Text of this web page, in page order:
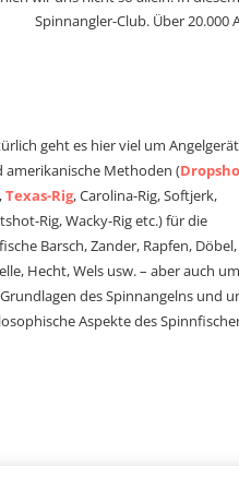
Spinnangler-Club. Über
geht es hier viel um
amerikanische Methoden (
,Texas-Rig, Carolina-Rig, Softjerk,
Rig, Wacky-Rig etc.) für die
Barsch, Zander, Rapfen, Döbel,
Hecht, Wels usw. – aber auch um
des Spinnangelns und
Aspekte des